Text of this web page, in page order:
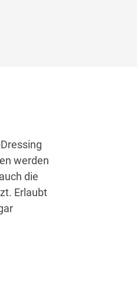
werden
die
Erlaubt